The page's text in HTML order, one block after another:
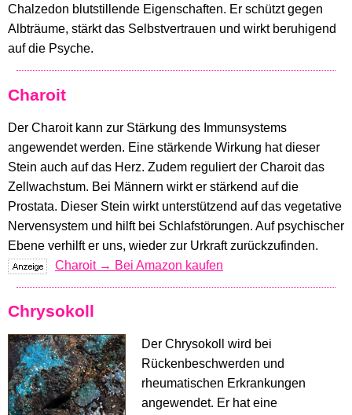
Chalzedon blutstillende Eigenschaften. Er schützt gegen
Albträume, stärkt das Selbstvertrauen und wirkt beruhigend
auf die Psyche.
Charoit
Der Charoit kann zur Stärkung des Immunsystems
angewendet werden. Eine stärkende Wirkung hat dieser
Stein auch auf das Herz. Zudem reguliert der Charoit das
Zellwachstum. Bei Männern wirkt er stärkend auf die
Prostata. Dieser Stein wirkt unterstützend auf das vegetative
Nervensystem und hilft bei Schlafstörungen. Auf psychischer
Ebene verhilft er uns, wieder zur Urkraft zurückzufinden.
Charoit → Bei Amazon kaufen
Chrysokoll
Der Chrysokoll wird bei
Rückenbeschwerden und
rheumatischen Erkrankungen
angewendet. Er hat eine